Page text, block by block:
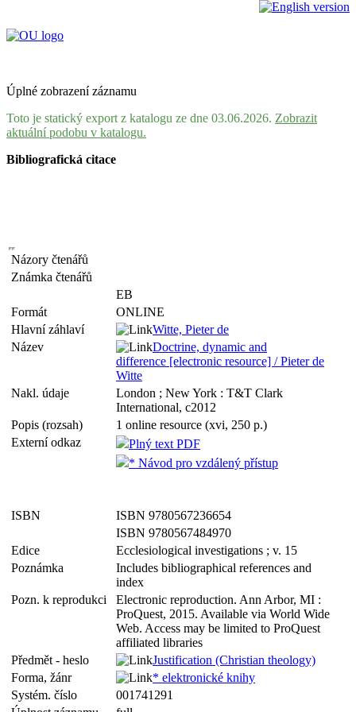
Úplné zobrazení záznamu
Toto je statický export z katalogu ze dne 03.06.2026. Zobrazit
aktuální podobu v katalogu.
Bibliografická citace
Názory čtenářů
Známka čtenářů
EB
Formát
ONLINE
Hlavní záhlaví
Witte, Pieter de
Název
Doctrine, dynamic and
difference [electronic resource] / Pieter de
Witte
Nakl. údaje
London ; New York : T&T Clark
International, c2012
Popis (rozsah)
1 online resource (xvi, 250 p.)
Externí odkaz
Plný text PDF
* Návod pro vzdálený přístup
ISBN
ISBN 9780567236654
ISBN 9780567484970
Edice
Ecclesiological investigations ; v. 15
Poznámka
Includes bibliographical references and
index
Pozn. k reprodukci
Electronic reproduction. Ann Arbor, MI :
ProQuest, 2015. Available via World Wide
Web. Access may be limited to ProQuest
affiliated libraries
Předmět - heslo
Justification (Christian theology)
Forma, žánr
* elektronické knihy
Systém. číslo
001741291